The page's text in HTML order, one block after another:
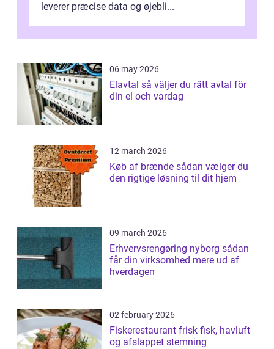
leverer præcise data og øjebli...
06 may 2026
Elavtal så väljer du rätt avtal för
din el och vardag
12 march 2026
Køb af brænde sådan vælger du
den rigtige løsning til dit hjem
09 march 2026
Erhvervsrengøring nyborg sådan
får din virksomhed mere ud af
hverdagen
02 february 2026
Fiskerestaurant frisk fisk, havluft
og afslappet stemning